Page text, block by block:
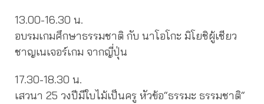
13.00-16.30 น.
อบรมเกมศึกษาธรรมชาติ กับ นาโอโกะ มิโยชิผู้เชียว
ชาญเนเจอร์เกม จากญี่ปุ่น
17.30-18.30 น.
เสวนา 25 วงปีมีใบไม้เป็นครู หัวข้อ“ธรรมะ ธรรมชาติ“